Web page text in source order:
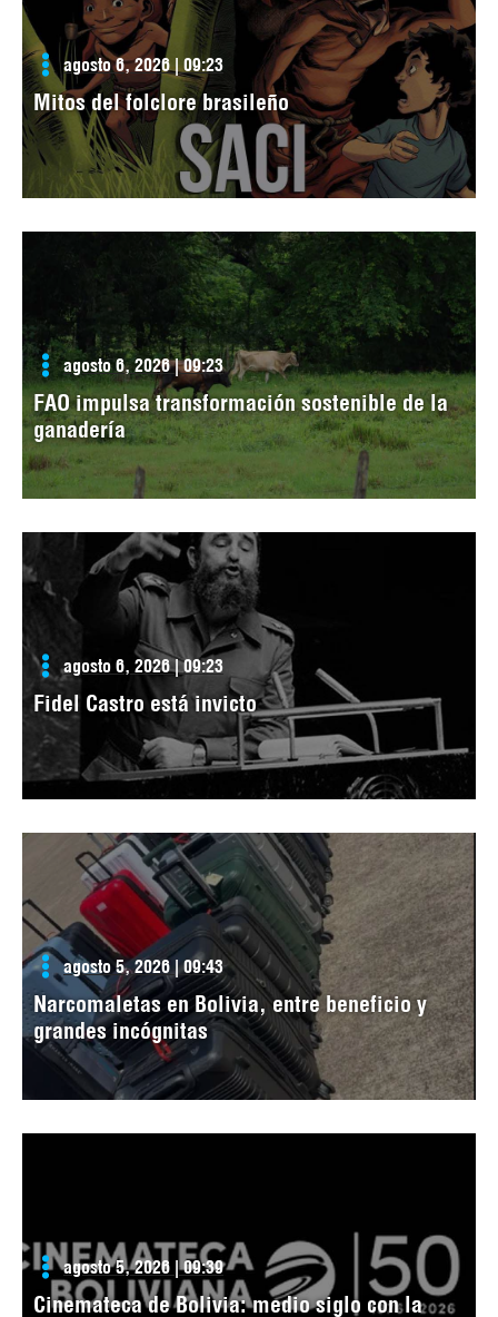
agosto 6, 2026 | 09:23
Mitos del folclore brasileño
agosto 6, 2026 | 09:23
FAO impulsa transformación sostenible de la
ganadería
agosto 6, 2026 | 09:23
Fidel Castro está invicto
agosto 5, 2026 | 09:43
Narcomaletas en Bolivia, entre beneficio y
grandes incógnitas
agosto 5, 2026 | 09:39
Cinemateca de Bolivia: medio siglo con la